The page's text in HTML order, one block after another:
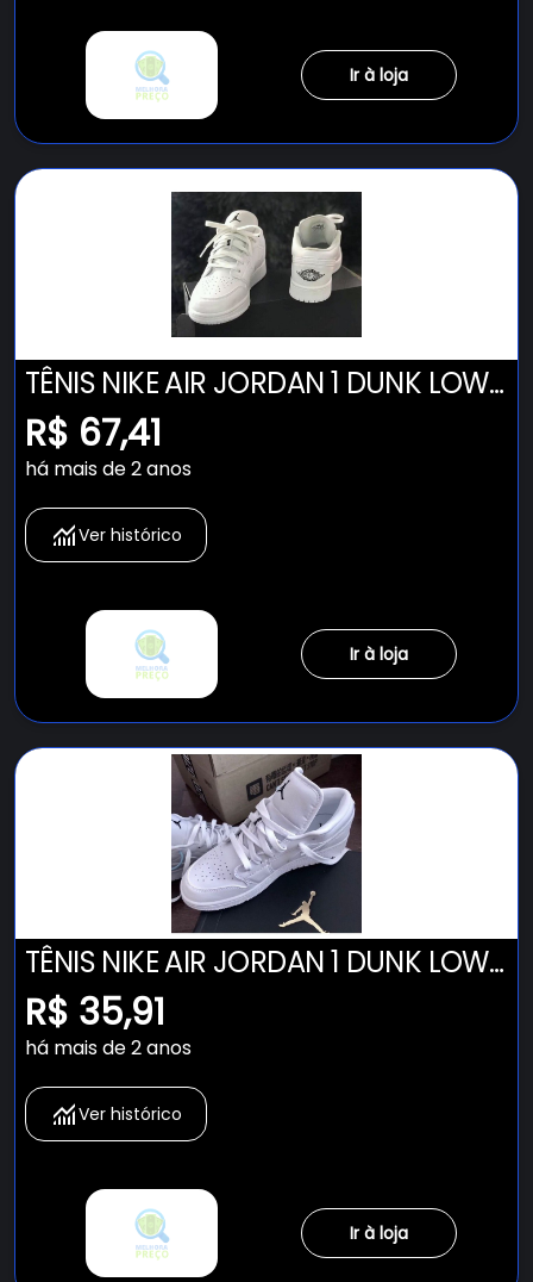
Ir à loja
TÊNIS NIKE AIR JORDAN 1 DUNK LOW
CANO BAIXO TODO BRANCO
FEMININO E MASCULINO CONFIRA
R$ 67,41
há mais de 2 anos
Ver histórico
Ir à loja
TÊNIS NIKE AIR JORDAN 1 DUNK LOW
CANO BAIXO TODO BRANCO
FEMININO E MASCULINO CONFIRA !
Envio Rapido Full Express
R$ 35,91
há mais de 2 anos
Ver histórico
Ir à loja